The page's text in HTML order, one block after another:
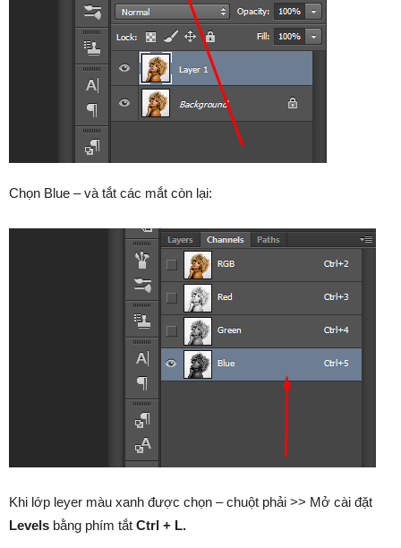
Chọn Blue – và tắt các mắt còn lại:
Khi lớp leyer màu xanh được chọn – chuột phải >> Mở cài đặt
Levels bằng phím tắt Ctrl + L.